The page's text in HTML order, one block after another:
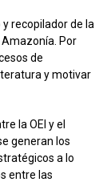
recopilador de la
Por
de
y motivar
la OEI y el
generan los
a lo
entre las